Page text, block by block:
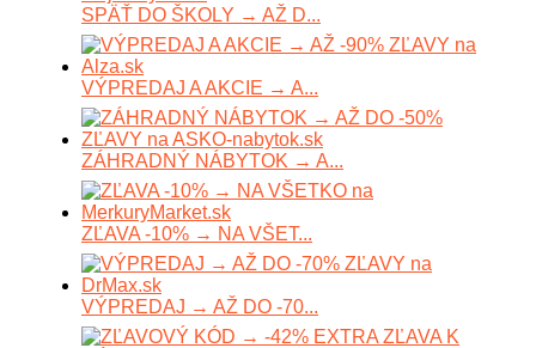
SPÄŤ DO ŠKOLY → AŽ D...
VÝPREDAJ A AKCIE → A...
ZÁHRADNÝ NÁBYTOK → A...
ZĽAVA -10% → NA VŠET...
VÝPREDAJ → AŽ DO -70...